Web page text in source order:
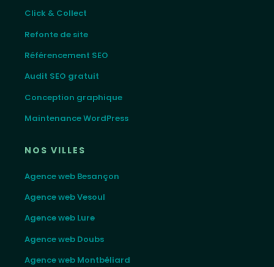
Click & Collect
Refonte de site
Référencement SEO
Audit SEO gratuit
Conception graphique
Maintenance WordPress
NOS VILLES
Agence web Besançon
Agence web Vesoul
Agence web Lure
Agence web Doubs
Agence web Montbéliard